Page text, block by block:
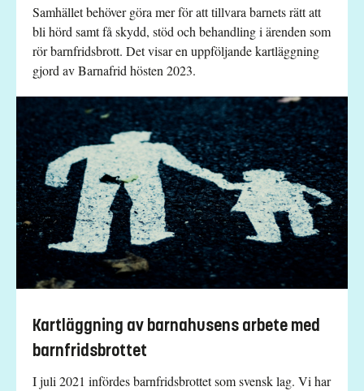
Samhället behöver göra mer för att tillvara barnets rätt att
bli hörd samt få skydd, stöd och behandling i ärenden som
rör barnfridsbrott. Det visar en uppföljande kartläggning
gjord av Barnafrid hösten 2023.
Kartläggning av barnahusens arbete med
barnfridsbrottet
I juli 2021 infördes barnfridsbrottet som svensk lag. Vi har